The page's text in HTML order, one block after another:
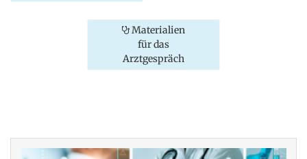
Materialien
für das
Arztgespräch